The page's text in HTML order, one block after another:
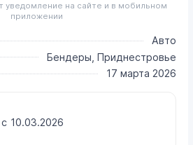
уведомление на сайте и в мобильном
приложении
Авто
Бендеры, Приднестровье
17 марта 2026
10.03.2026